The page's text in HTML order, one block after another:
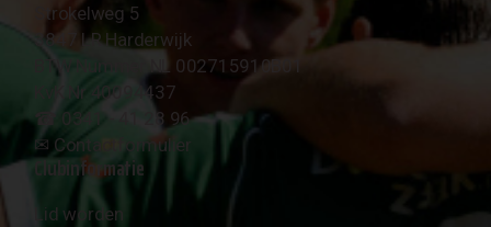
Strokelweg 5
3847 LR Harderwijk
BTW Nummer NL 002715910B01
KvK Nr 40094437
☎︎ 0341 - 41 28 96
✉︎ Contactformulier
Clubinformatie
Lid worden